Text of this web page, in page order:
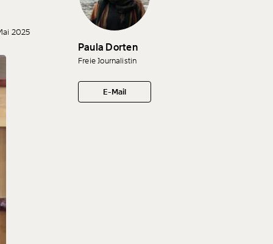
2025
Paula Dorten
Freie Journalistin
E-Mail